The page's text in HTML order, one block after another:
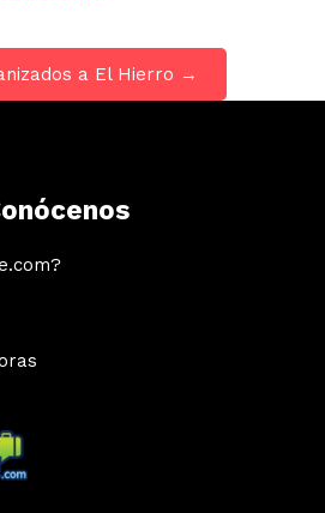
a El Hierro →